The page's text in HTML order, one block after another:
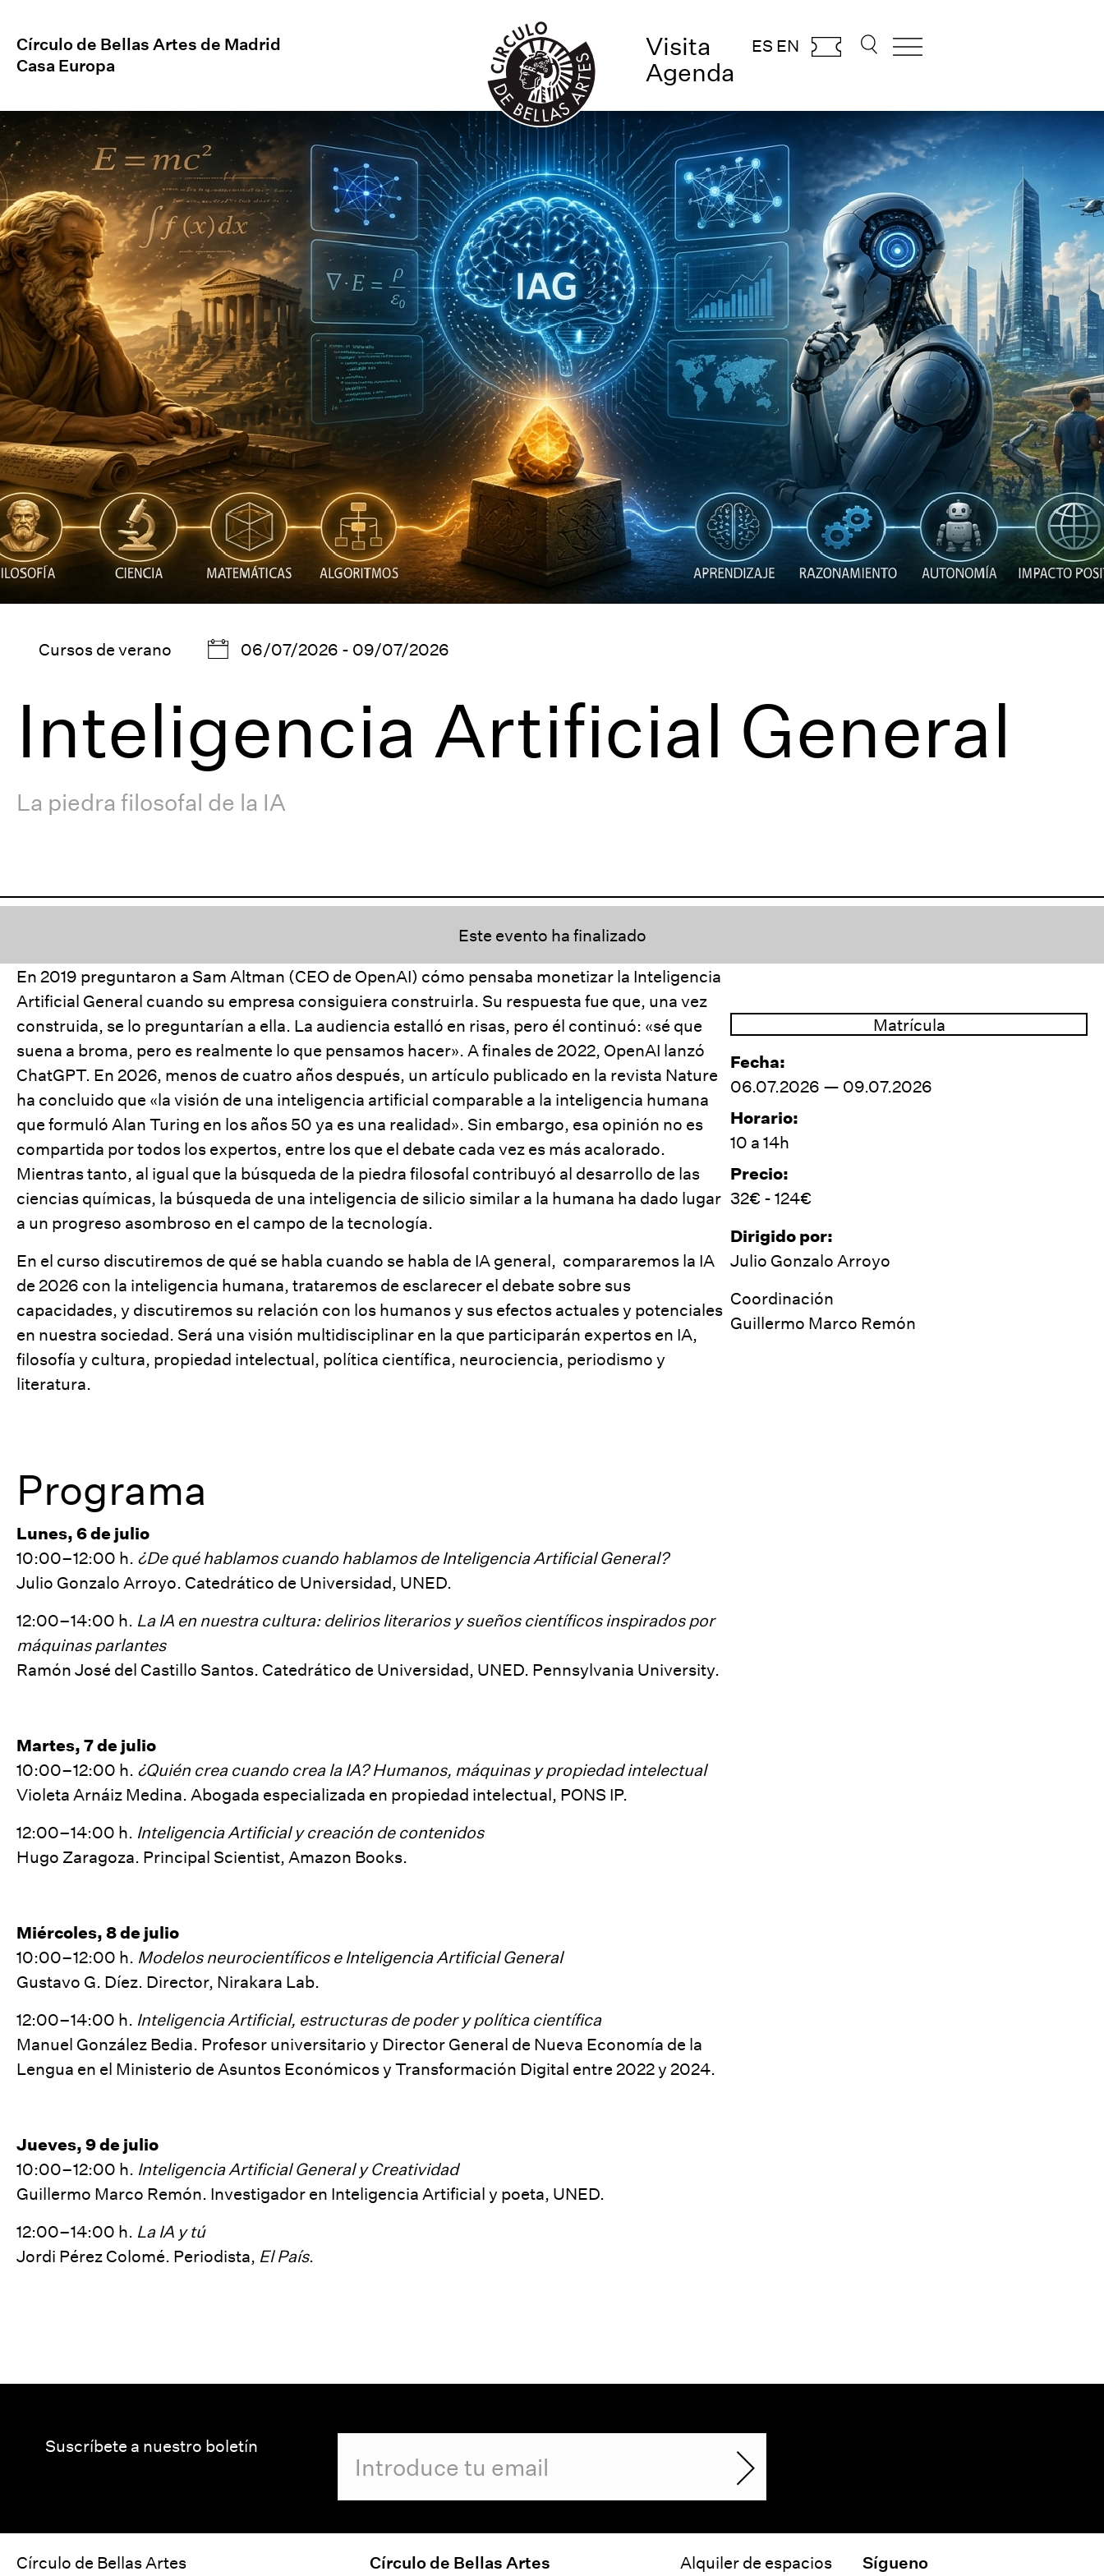
Círculo de Bellas Artes de Madrid
Casa Europa
Visita
Agenda
ES EN
Cursos de verano 06/07/2026 - 09/07/2026
Inteligencia Artificial General
La piedra filosofal de la IA
En 2019 preguntaron a Sam Altman (CEO de OpenAI) cómo pensaba monetizar la Inteligencia
Artificial General cuando su empresa consiguiera construirla. Su respuesta fue que, una vez
construida, se lo preguntarían a ella. La audiencia estalló en risas, pero él continuó: «sé que
suena a broma, pero es realmente lo que pensamos hacer». A finales de 2022, OpenAI lanzó
ChatGPT. En 2026, menos de cuatro años después, un artículo publicado en la revista Nature
ha concluido que «la visión de una inteligencia artificial comparable a la inteligencia humana
que formuló Alan Turing en los años 50 ya es una realidad». Sin embargo, esa opinión no es
compartida por todos los expertos, entre los que el debate cada vez es más acalorado.
Mientras tanto, al igual que la búsqueda de la piedra filosofal contribuyó al desarrollo de las
ciencias químicas, la búsqueda de una inteligencia de silicio similar a la humana ha dado lugar
a un progreso asombroso en el campo de la tecnología.
En el curso discutiremos de qué se habla cuando se habla de IA general, compararemos la IA
de 2026 con la inteligencia humana, trataremos de esclarecer el debate sobre sus
capacidades, y discutiremos su relación con los humanos y sus efectos actuales y potenciales
en nuestra sociedad. Será una visión multidisciplinar en la que participarán expertos en IA,
filosofía y cultura, propiedad intelectual, política científica, neurociencia, periodismo y
literatura.
Programa
Lunes, 6 de julio
10:00–12:00 h. ¿De qué hablamos cuando hablamos de Inteligencia Artificial General?
Julio Gonzalo Arroyo. Catedrático de Universidad, UNED.
12:00–14:00 h. La IA en nuestra cultura: delirios literarios y sueños científicos inspirados por
máquinas parlantes
Ramón José del Castillo Santos. Catedrático de Universidad, UNED. Pennsylvania University.
Martes, 7 de julio
10:00–12:00 h. ¿Quién crea cuando crea la IA? Humanos, máquinas y propiedad intelectual
Violeta Arnáiz Medina. Abogada especializada en propiedad intelectual, PONS IP.
12:00–14:00 h. Inteligencia Artificial y creación de contenidos
Hugo Zaragoza. Principal Scientist, Amazon Books.
Miércoles, 8 de julio
10:00–12:00 h. Modelos neurocientíficos e Inteligencia Artificial General
Gustavo G. Díez. Director, Nirakara Lab.
12:00–14:00 h. Inteligencia Artificial, estructuras de poder y política científica
Manuel González Bedia. Profesor universitario y Director General de Nueva Economía de la
Lengua en el Ministerio de Asuntos Económicos y Transformación Digital entre 2022 y 2024.
Jueves, 9 de julio
10:00–12:00 h. Inteligencia Artificial General y Creatividad
Guillermo Marco Remón. Investigador en Inteligencia Artificial y poeta, UNED.
12:00–14:00 h. La IA y tú
Jordi Pérez Colomé. Periodista, El País.
Matrícula
Este evento ha finalizado
Fecha:
06.07.2026 — 09.07.2026
Horario:
10 a 14h
Precio:
32€ - 124€
Dirigido por:
Julio Gonzalo Arroyo
Coordinación
Guillermo Marco Remón
Suscríbete a nuestro boletín
Círculo de Bellas Artes
Círculo de Bellas Artes
Alquiler de espacios
Sígueno